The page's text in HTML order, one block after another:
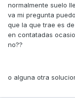
normalmente suelo
va mi pregunta
que la que trae es
en contatadas
no??
o alguna otra